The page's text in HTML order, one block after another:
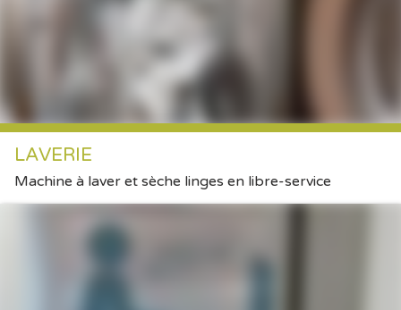
LAVERIE
Machine à laver et sèche linges en libre-service